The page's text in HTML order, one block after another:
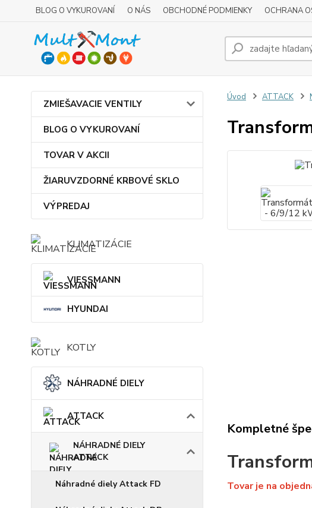
BLOG O VYKUROVANÍ O NÁS OBCHODNÉ PODMIENKY OCHRANA
ZMIEŠAVACIE VENTILY
BLOG O VYKUROVANÍ
TOVAR V AKCII
ŽIARUVZDORNÉ KRBOVÉ SKLO
VÝPREDAJ
KLIMATIZÁCIE
VIESSMANN
HYUNDAI
KOTLY
NÁHRADNÉ DIELY
ATTACK
NÁHRADNÉ DIELY
ATTACK
Náhradné diely Attack FD
Úvod ATTACK
Kompletné
Tovar je na